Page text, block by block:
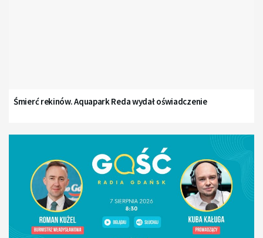
Śmierć rekinów. Aquapark Reda wydał oświadczenie